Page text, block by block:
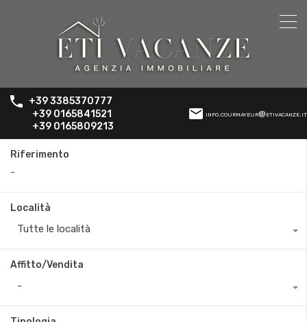
+39 3385370777
+39 0165841521
+39 0165809213
info.courmayeur@etivacanze.it
Riferimento
Località
Tutte le località
Affitto/Vendita
-